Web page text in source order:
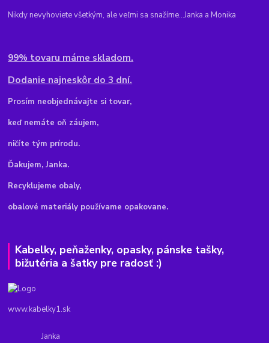
Nikdy nevyhoviete všetkým, ale veľmi sa snažíme...Janka a Monika
99% tovaru máme skladom.
Dodanie najneskôr do 3 dní.
Prosím neobjednávajte si tovar,
keď nemáte oň záujem,
ničíte tým prírodu.
Ďakujem, Janka.
Recyklujeme obaly,
obalové materiály používame opakovane.
Kabelky, peňaženky, opasky, pánske tašky,
bižutéria a šatky pre radosť :)
www.kabelky1.sk
Janka